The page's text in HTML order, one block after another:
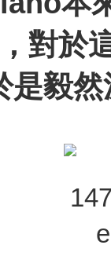
對於
是毅